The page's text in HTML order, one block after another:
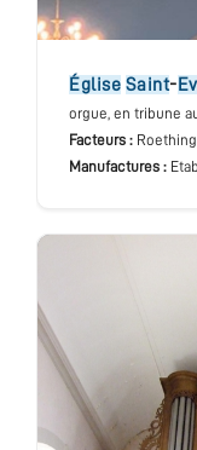
église Saint-
orgue, en tribune
Facteurs :
Manufactures :